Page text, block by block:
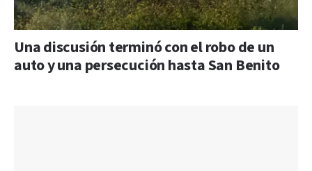
Una discusión terminó con el robo de un
auto y una persecución hasta San Benito